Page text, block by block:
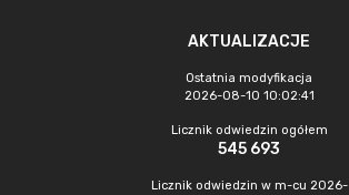
AKTUALIZACJE
Ostatnia modyfikacja
2026-08-10 10:02:41
Licznik odwiedzin ogółem
545 693
Licznik odwiedzin w m-cu 2026-